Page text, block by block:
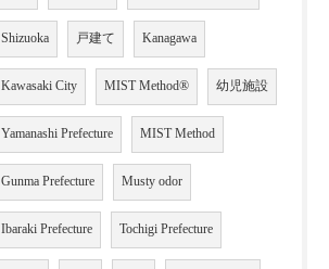
Shizuoka 戸建て Kanagawa
Kawasaki City MIST Method® 幼児施設
Yamanashi Prefecture MIST Method
Gunma Prefecture Musty odor
Ibaraki Prefecture Tochigi Prefecture